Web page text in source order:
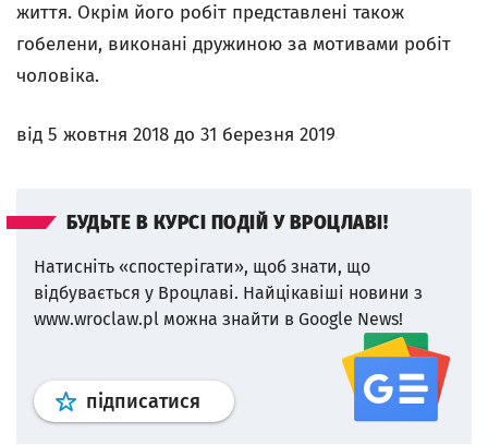
життя. Окрім його робіт представлені також
гобелени, виконані дружиною за мотивами робіт
чоловіка.
від 5 жовтня 2018 до 31 березня 2019
БУДЬТЕ В КУРСІ ПОДІЙ У ВРОЦЛАВІ!
Натисніть «спостерігати», щоб знати, що
відбувається у Вроцлаві. Найцікавіші новини з
www.wroclaw.pl можна знайти в Google News!
підписатися Профіль google news